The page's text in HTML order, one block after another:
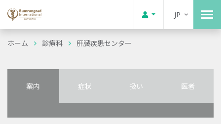
JP
ホーム 診療科 肝臓疾患センター
案内 症状 扱い 医者